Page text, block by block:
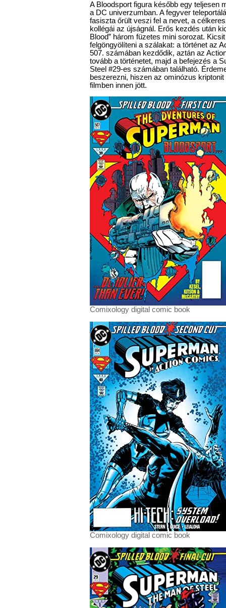
A Bloodsport figura később egy teljesen
a DC univerzumban. A fegyver
fasiszta őrült veszi fel a nevet, a
kollégái az újságnál. Erős kezdés után
Blood” három füzetes mini sorozat.
felgöngyölíteni a szálakat: a történet az
507. számában kezdődik, aztán az
tovább a történetet, majd a befejezés a
Steel #29-es számában található.
beszerezni, hiszen az ominózus
filmben innen jött.
Comixology digital comic book
Comixology digital comic book